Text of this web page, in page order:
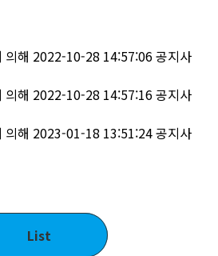
의해 2022-10-28 14:57:06 공지사
의해 2022-10-28 14:57:16 공지사
의해 2023-01-18 13:51:24 공지사
List